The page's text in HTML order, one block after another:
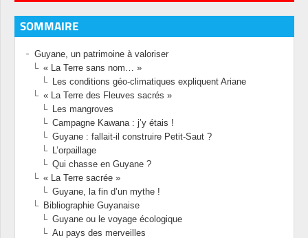
SOMMAIRE
Guyane, un patrimoine à valoriser
« La Terre sans nom… »
Les conditions géo-climatiques expliquent Ariane
« La Terre des Fleuves sacrés »
Les mangroves
Campagne Kawana : j’y étais !
Guyane : fallait-il construire Petit-Saut ?
L’orpaillage
Qui chasse en Guyane ?
« La Terre sacrée »
Guyane, la fin d’un mythe !
Bibliographie Guyanaise
Guyane ou le voyage écologique
Au pays des merveilles